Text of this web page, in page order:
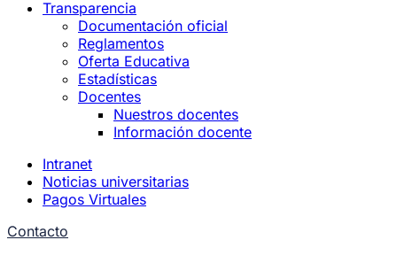
Transparencia
Documentación oficial
Reglamentos
Oferta Educativa
Estadísticas
Docentes
Nuestros docentes
Información docente
Intranet
Noticias universitarias
Pagos Virtuales
Contacto